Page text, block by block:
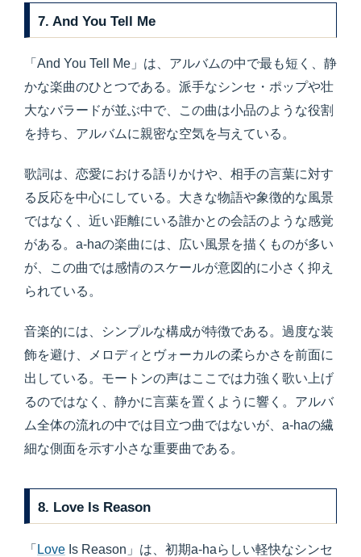
7. And You Tell Me
「And You Tell Me」は、アルバムの中で最も短く、静
かな楽曲のひとつである。派手なシンセ・ポップや壮
大なバラードが並ぶ中で、この曲は小品のような役割
を持ち、アルバムに親密な空気を与えている。
歌詞は、恋愛における語りかけや、相手の言葉に対す
る反応を中心にしている。大きな物語や象徴的な風景
ではなく、近い距離にいる誰かとの会話のような感覚
がある。a-haの楽曲には、広い風景を描くものが多い
が、この曲では感情のスケールが意図的に小さく抑え
られている。
音楽的には、シンプルな構成が特徴である。過度な装
飾を避け、メロディとヴォーカルの柔らかさを前面に
出している。モートンの声はここでは力強く歌い上げ
るのではなく、静かに言葉を置くように響く。アルバ
ム全体の流れの中では目立つ曲ではないが、a-haの繊
細な側面を示す小さな重要曲である。
8. Love Is Reason
「 Love Is Reason」は、初期a-haらしい軽快なシンセ